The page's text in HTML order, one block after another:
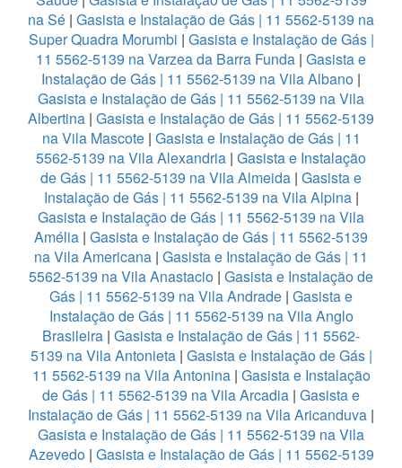
na Sé | Gasista e Instalação de Gás | 11 5562-5139 na
Super Quadra Morumbi | Gasista e Instalação de Gás |
11 5562-5139 na Varzea da Barra Funda | Gasista e
Instalação de Gás | 11 5562-5139 na Vila Albano |
Gasista e Instalação de Gás | 11 5562-5139 na Vila
Albertina | Gasista e Instalação de Gás | 11 5562-5139
na Vila Mascote| Gasista e Instalação de Gás | 11
5562-5139 na Vila Alexandria | Gasista e Instalação
de Gás | 11 5562-5139 na Vila Almeida | Gasista e
Instalação de Gás | 11 5562-5139 na Vila Alpina |
Gasista e Instalação de Gás | 11 5562-5139 na Vila
Amélia | Gasista e Instalação de Gás | 11 5562-5139
na Vila Americana | Gasista e Instalação de Gás | 11
5562-5139 na Vila Anastacio | Gasista e Instalação de
Gás | 11 5562-5139 na Vila Andrade | Gasista e
Instalação de Gás | 11 5562-5139 na Vila Anglo
Brasileira | Gasista e Instalação de Gás | 11 5562-
5139 na Vila Antonieta| Gasista e Instalação de Gás |
11 5562-5139 na Vila Antonina| Gasista e Instalação
de Gás | 11 5562-5139 na Vila Arcadia | Gasista e
Instalação de Gás | 11 5562-5139 na Vila Aricanduva |
Gasista e Instalação de Gás | 11 5562-5139 na Vila
Azevedo| Gasista e Instalação de Gás | 11 5562-5139